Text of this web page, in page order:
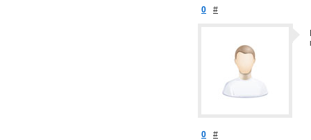
0 #
0 #